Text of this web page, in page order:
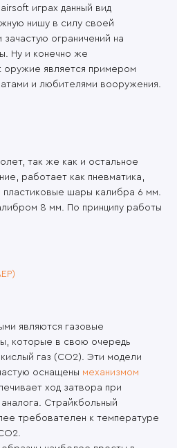
играх данный вид
нишу в силу своей
зачастую ограничений на
Ну и конечно же
оружие является примером
и любителями вооружения.
так же как и остальное
работает как пневматика,
пластиковые шары калибра 6 мм.
8 мм. По принципу работы
являются газовые
которые в свою очередь
газ (CO2). Эти модели
оснащены механизмом
ход затвора при
Страйкбольный
требователен к температуре